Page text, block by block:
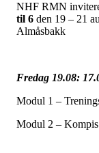
NHF RMN
til 6 den 19 – 21
Almåsbakk
Fredag 19.08:
Modul 1 –
Modul 2 –